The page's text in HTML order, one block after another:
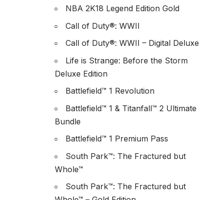
NBA 2K18 Legend Edition Gold
Call of Duty®: WWII
Call of Duty®: WWII – Digital Deluxe
Life is Strange: Before the Storm
Deluxe Edition
Battlefield™ 1 Revolution
Battlefield™ 1 & Titanfall™ 2 Ultimate
Bundle
Battlefield™ 1 Premium Pass
South Park™: The Fractured but
Whole™
South Park™: The Fractured but